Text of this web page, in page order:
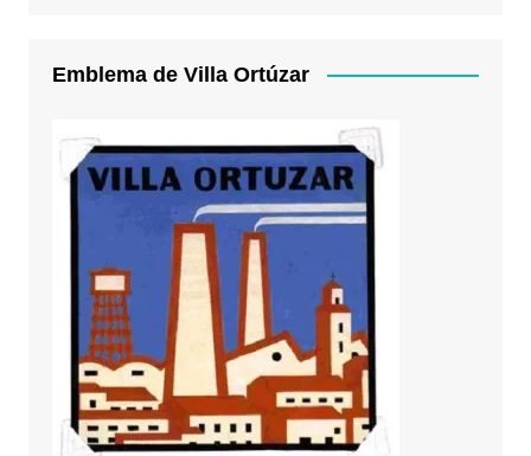
Emblema de Villa Ortúzar